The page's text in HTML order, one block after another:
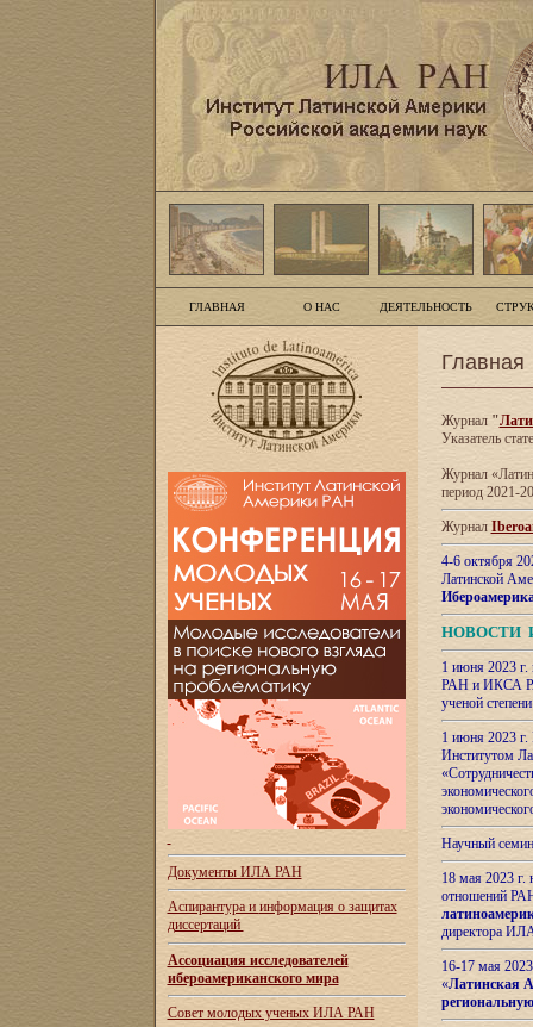
ГЛАВНАЯ О НАС ДЕЯТЕЛЬНОСТЬ
Документы ИЛА РАН
Аспирантура и информация о защитах
диссертаций
Ассоциация исследователей
ибероамериканского мира
Совет молодых ученых ИЛА РАН
Главная
Журнал"
Указатель
Журнал
период 2021-
Журнал
4-6 октября
Латинской
НОВОСТИ
1 июня 2023
РАН и ИКСА
ученой
1 июня 2023
Институтом
Научный
18 мая 2023
отношений
директора
16-17 мая
«Латинская